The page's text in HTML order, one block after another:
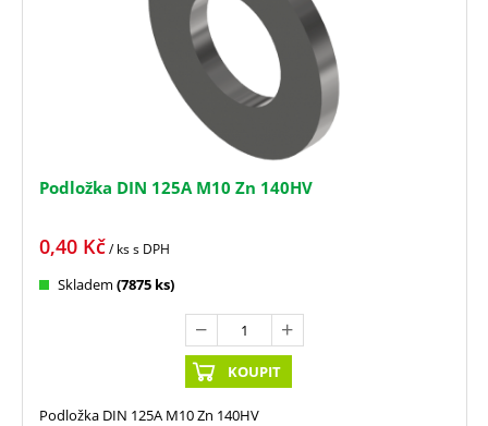
Podložka DIN 125A M10 Zn 140HV
0,40 Kč/ kss DPH
Skladem (7875 ks)
KOUPIT
Podložka DIN 125A M10 Zn 140HV